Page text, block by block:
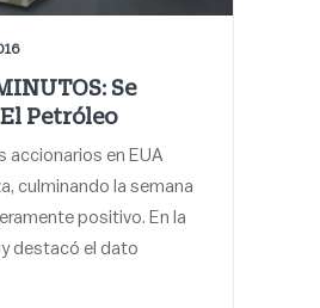
Se
Petróleo
accionarios en EUA
culminando la semana
positivo. En la
destacó el dato